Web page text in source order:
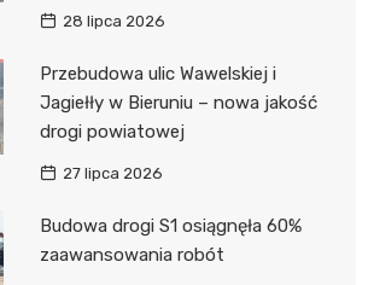
28 lipca 2026
Przebudowa ulic Wawelskiej i
Jagiełły w Bieruniu – nowa jakość
drogi powiatowej
27 lipca 2026
Budowa drogi S1 osiągnęła 60%
zaawansowania robót